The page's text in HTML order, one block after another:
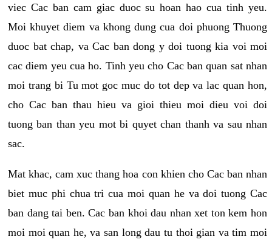
viec Cac ban cam giac duoc su hoan hao cua tinh yeu.
Moi khuyet diem va khong dung cua doi phuong Thuong
duoc bat chap, va Cac ban dong y doi tuong kia voi moi
cac diem yeu cua ho. Tinh yeu cho Cac ban quan sat nhan
moi trang bi Tu mot goc muc do tot dep va lac quan hon,
cho Cac ban thau hieu va gioi thieu moi dieu voi doi
tuong ban than yeu mot bi quyet chan thanh va sau nhan
sac.
Mat khac, cam xuc thang hoa con khien cho Cac ban nhan
biet muc phi chua tri cua moi quan he va doi tuong Cac
ban dang tai ben. Cac ban khoi dau nhan xet ton kem hon
moi moi quan he, va san long dau tu thoi gian va tim moi